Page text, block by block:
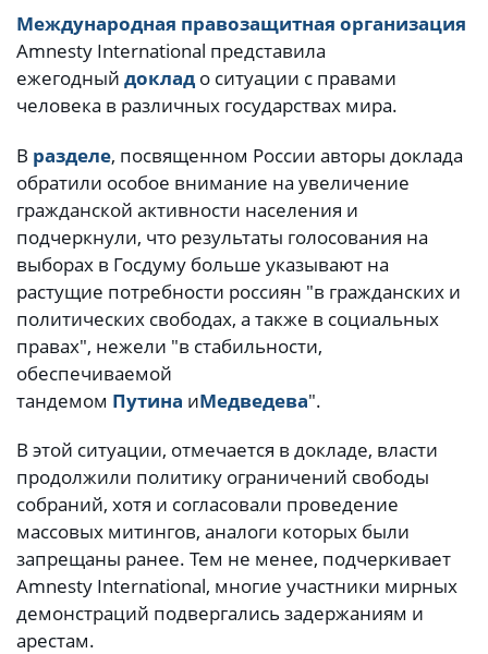
Международная правозащитная организация
Amnesty International представила
ежегодный доклад о ситуации с правами
человека в различных государствах мира.
В разделе, посвященном России авторы доклада
обратили особое внимание на увеличение
гражданской активности населения и
подчеркнули, что результаты голосования на
выборах в Госдуму больше указывают на
растущие потребности россиян "в гражданских и
политических свободах, а также в социальных
правах", нежели "в стабильности,
обеспечиваемой
тандемом Путина иМедведева".
В этой ситуации, отмечается в докладе, власти
продолжили политику ограничений свободы
собраний, хотя и согласовали проведение
массовых митингов, аналоги которых были
запрещаны ранее. Тем не менее, подчеркивает
Amnesty International, многие участники мирных
демонстраций подвергались задержаниям и
арестам.